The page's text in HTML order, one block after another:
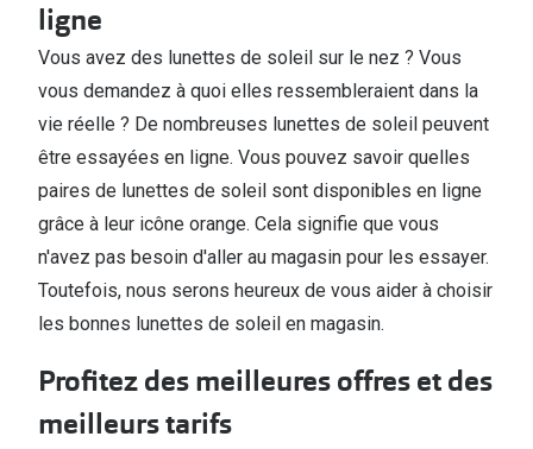
ligne
Vous avez des lunettes de soleil sur le nez ? Vous
vous demandez à quoi elles ressembleraient dans la
vie réelle ? De nombreuses lunettes de soleil peuvent
être essayées en ligne. Vous pouvez savoir quelles
paires de lunettes de soleil sont disponibles en ligne
grâce à leur icône orange. Cela signifie que vous
n'avez pas besoin d'aller au magasin pour les essayer.
Toutefois, nous serons heureux de vous aider à choisir
les bonnes lunettes de soleil en magasin.
Profitez des meilleures offres et des
meilleurs tarifs